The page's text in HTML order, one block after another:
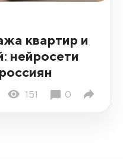
квартир и
нейросети
151 0